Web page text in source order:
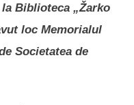
Biblioteca „Žarko
loc Memorialul
Societatea de